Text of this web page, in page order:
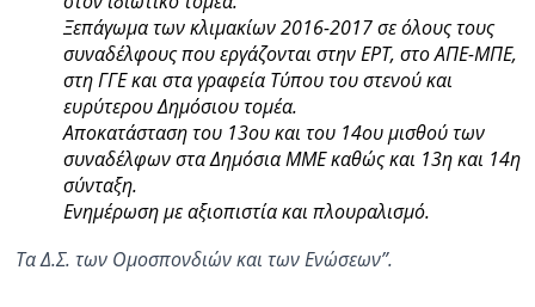
Ξεπάγωμα των κλιμακίων 2016-2017 σε όλους τους
συναδέλφους που εργάζονται στην ΕΡΤ, στο ΑΠΕ-ΜΠΕ,
στη ΓΓΕ και στα γραφεία Τύπου του στενού και
ευρύτερου Δημόσιου τομέα.
Αποκατάσταση του 13ου και του 14ου μισθού των
συναδέλφων στα Δημόσια ΜΜΕ καθώς και 13η και 14η
σύνταξη.
Ενημέρωση με αξιοπιστία και πλουραλισμό.
Τα Δ.Σ. των Ομοσπονδιών και των Ενώσεων”.